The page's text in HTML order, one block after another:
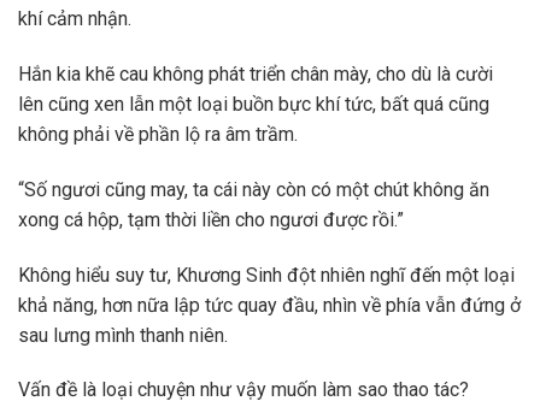
khí cảm nhận.
Hắn kia khẽ cau không phát triển chân mày, cho dù là cười
lên cũng xen lẫn một loại buồn bực khí tức, bất quá cũng
không phải về phần lộ ra âm trầm.
“Số ngươi cũng may, ta cái này còn có một chút không ăn
xong cá hộp, tạm thời liền cho ngươi được rồi.”
Không hiểu suy tư, Khương Sinh đột nhiên nghĩ đến một loại
khả năng, hơn nữa lập tức quay đầu, nhìn về phía vẫn đứng ở
sau lưng mình thanh niên.
Vấn đề là loại chuyện như vậy muốn làm sao thao tác?